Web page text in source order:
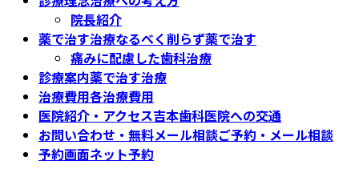
院長紹介
薬で治す治療なるべく削らず薬で治す
痛みに配慮した歯科治療
診療案内薬で治す治療
治療費用各治療費用
医院紹介・アクセス吉本歯科医院への交通
お問い合わせ・無料メール相談ご予約・メール相談
予約画面ネット予約